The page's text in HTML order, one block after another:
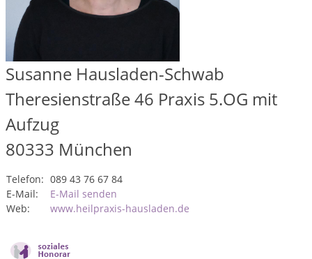
Susanne Hausladen-Schwab
Theresienstraße 46 Praxis 5.OG mit
Aufzug
80333 München
Telefon: 089 43 76 67 84
E-Mail:
E-Mail senden
Web:
www.heilpraxis-hausladen.de